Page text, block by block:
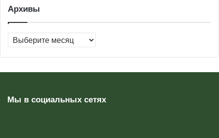
Архивы
Архивы
Мы в социальных сетях